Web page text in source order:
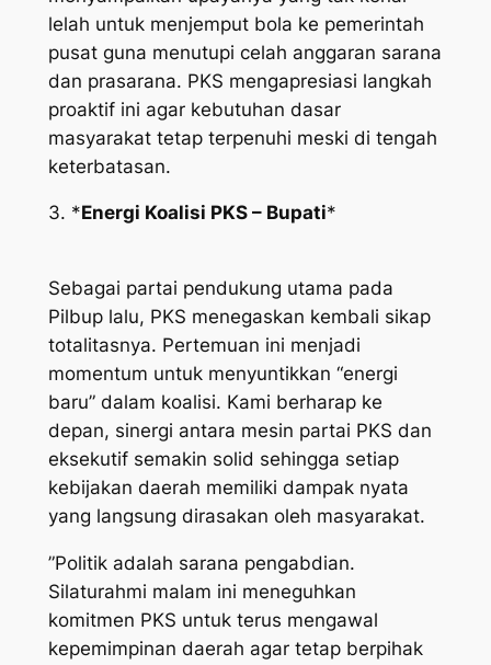
lelah untuk menjemput bola ke pemerintah
pusat guna menutupi celah anggaran sarana
dan prasarana. PKS mengapresiasi langkah
proaktif ini agar kebutuhan dasar
masyarakat tetap terpenuhi meski di tengah
keterbatasan.
3. *​Energi Koalisi PKS – Bupati*
Sebagai partai pendukung utama pada
Pilbup lalu, PKS menegaskan kembali sikap
totalitasnya. Pertemuan ini menjadi
momentum untuk menyuntikkan “energi
baru” dalam koalisi. Kami berharap ke
depan, sinergi antara mesin partai PKS dan
eksekutif semakin solid sehingga setiap
kebijakan daerah memiliki dampak nyata
yang langsung dirasakan oleh masyarakat.
​”Politik adalah sarana pengabdian.
Silaturahmi malam ini meneguhkan
komitmen PKS untuk terus mengawal
kepemimpinan daerah agar tetap berpihak